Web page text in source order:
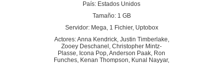
País: Estados Unidos
Tamaño: 1 GB
Servidor: Mega, 1 Fichier, Uptobox
Actores: Anna Kendrick, Justin Timberlake,
Zooey Deschanel, Christopher Mintz-
Plasse, Icona Pop, Anderson Paak, Ron
Funches, Kenan Thompson, Kunal Nayyar,